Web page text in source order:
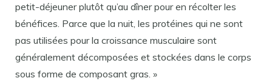
petit-déjeuner plutôt qu’au dîner pour en récolter les
bénéfices. Parce que la nuit, les protéines qui ne sont
pas utilisées pour la croissance musculaire sont
généralement décomposées et stockées dans le corps
sous forme de composant gras. »